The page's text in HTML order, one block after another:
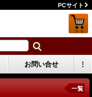
PCサイト
お問い合せ ⋮
一覧